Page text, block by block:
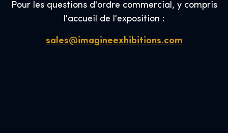
Pour les questions d'ordre commercial, y compris
l'accueil de l'exposition :
sales@imagineexhibitions.com